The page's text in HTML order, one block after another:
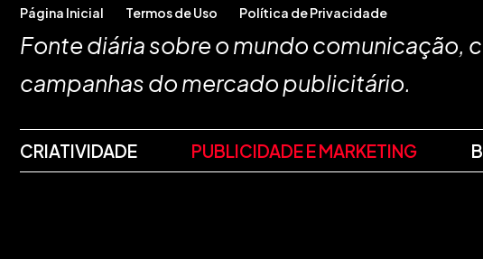
Página Inicial Termos de Uso Política de Privacidade
Fonte diária sobre o mundo comunicação,
campanhas do mercado publicitário.
CRIATIVIDADE PUBLICIDADE E MARKETING